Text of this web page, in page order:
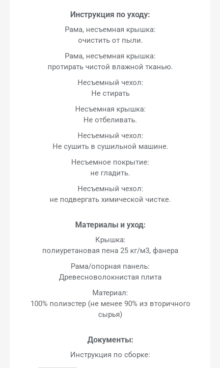
Инструкция по уходу:
Рама, несъемная крышка:
очистить от пыли.
Рама, несъемная крышка:
протирать чистой влажной тканью.
Несъемный чехол:
Не стирать
Несъемная крышка:
Не отбеливать.
Несъемный чехол:
Не сушить в сушильной машине.
Несъемное покрытие:
не гладить.
Несъемный чехол:
не подвергать химической чистке.
Материалы и уход:
Крышка:
полиуретановая пена 25 кг/м3, фанера
Рама/опорная панель:
Древесноволокнистая плита
Материал:
100% полиэстер (не менее 90% из вторичного
сырья)
Документы:
Инструкция по сборке: